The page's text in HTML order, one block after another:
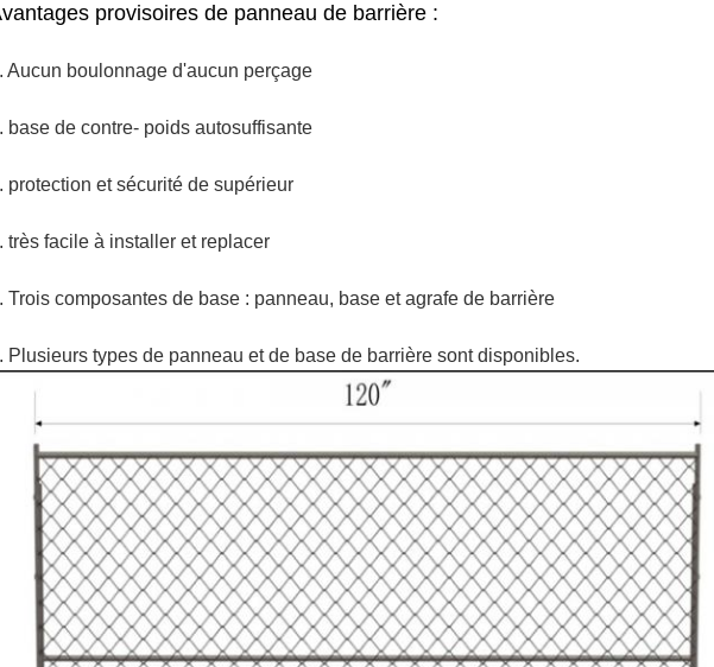
provisoires de panneau de barrière :
Aucun boulonnage d'aucun perçage
base de contre- poids autosuffisante
protection et sécurité de supérieur
très facile à installer et replacer
Trois composantes de base : panneau, base et agrafe de barrière
Plusieurs types de panneau et de base de barrière sont disponibles.